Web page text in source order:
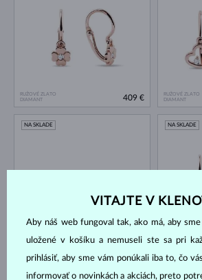
RUŽOVÉ ZLATO
DIAMANT
409 €
RUŽOVÉ ZLATO
DIAMANT
RUŽOVÉ ZLATO
DIAMANT
NA SKLADE
866 €
RUŽOVÉ ZLATO
DIAMANT
NA SKLADE
VITAJTE V
Aby náš web fungoval tak, ako má, aby
uložené v košíku a nemuseli ste sa pri
prihlásiť, aby sme vám ponúkali iba to, čo
informovať o novinkách a akciách, preto